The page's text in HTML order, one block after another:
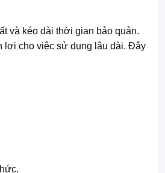
và kéo dài thời gian bảo quản.
lợi cho việc sử dụng lâu dài. Đây